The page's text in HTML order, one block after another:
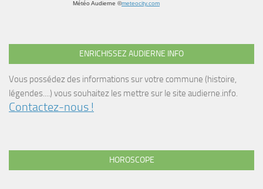
Météo Audierne ©meteocity.com
ENRICHISSEZ AUDIERNE INFO
Vous possédez des informations sur votre commune (histoire,
légendes....) vous souhaitez les mettre sur le site audierne.info.
Contactez-nous !
HOROSCOPE